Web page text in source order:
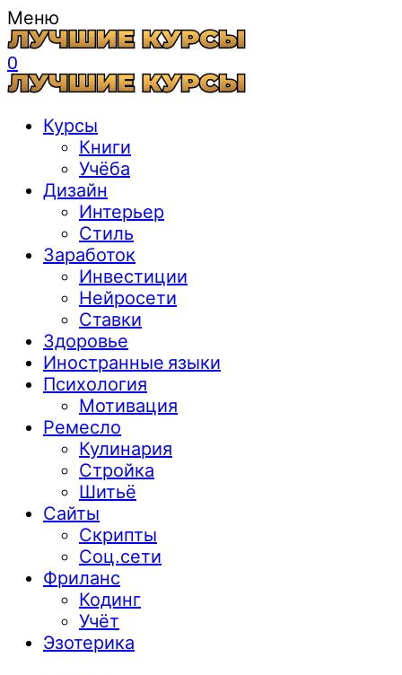
Меню
0
Курсы
Книги
Учёба
Дизайн
Интерьер
Стиль
Заработок
Инвестиции
Нейросети
Ставки
Здоровье
Иностранные языки
Психология
Мотивация
Ремесло
Кулинария
Стройка
Шитьё
Сайты
Скрипты
Соц.сети
Фриланс
Кодинг
Учёт
Эзотерика